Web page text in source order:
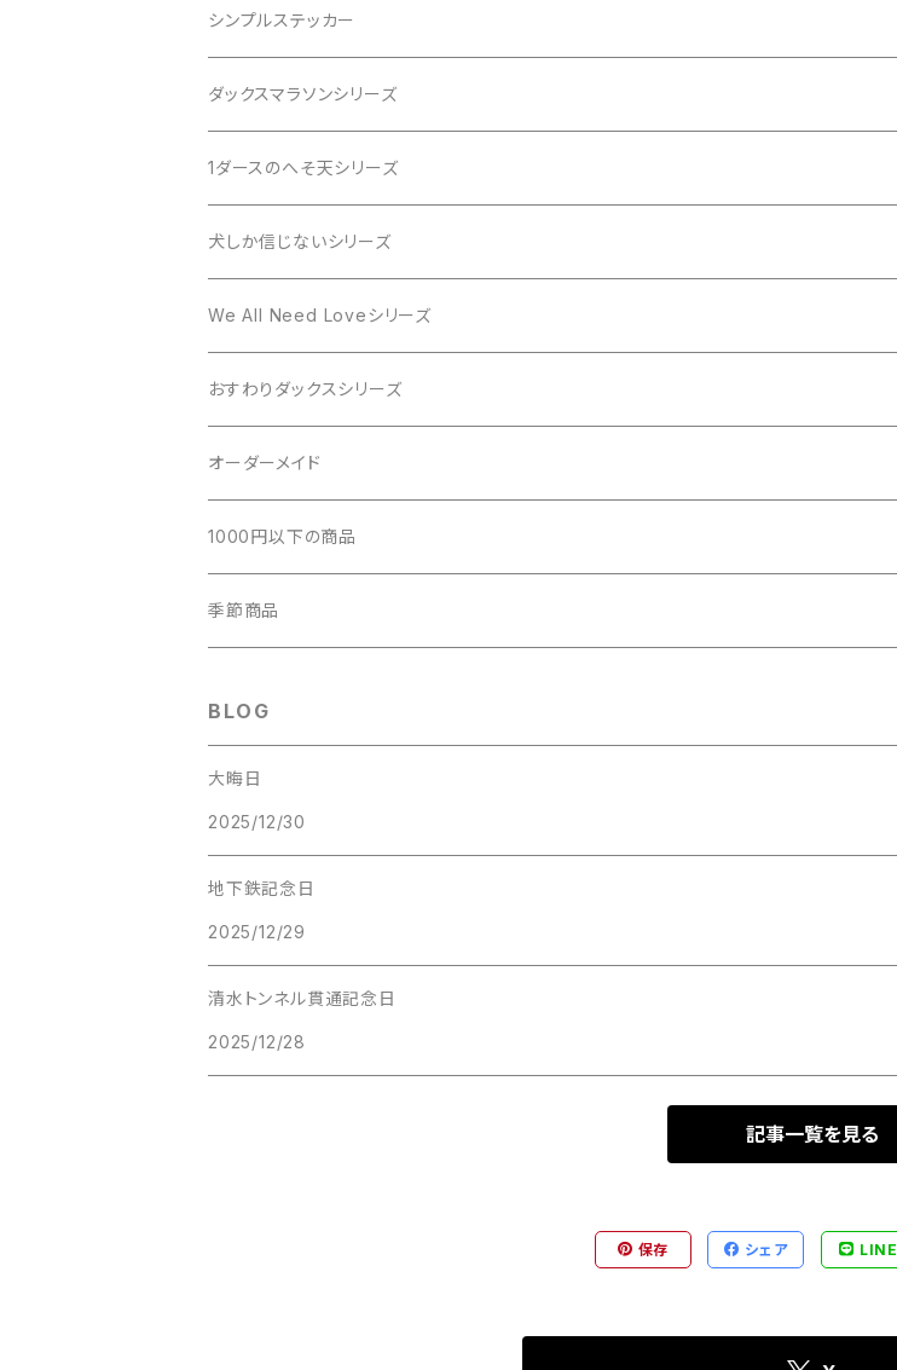
シンプルステッカー
まんまるステッカー おすわりダックス
DOG IN CAR
BABY on BOARD
ダックスマラソンシリーズ
1ダースのへそ天シリーズ
犬しか信じないシリーズ
DOG LOVEシリーズ
We All Need Loveシリーズ
おすわりダックスシリーズ
おすわりダックス Tシャツ
おすわりダックス パーカー
おすわりダックス マグカップ
オーダーメイド
ウチのコLINEスタンプ
愛犬の水彩画オーダーメイド
1000円以下の商品
缶バッジ
季節商品
BLOG
大晦日
2025/12/30
地下鉄記念日
2025/12/29
清水トンネル貫通記念日
2025/12/28
記事一覧を見る
保存 シェア LINE